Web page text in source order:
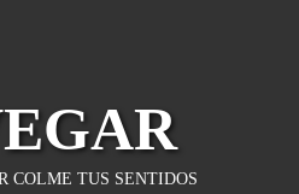
COLME TUS SENTIDOS